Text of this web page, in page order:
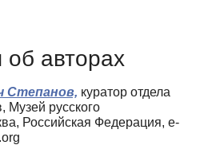
авторах
Степанов, куратор отдела
Музей русского
Российская Федерация, e-